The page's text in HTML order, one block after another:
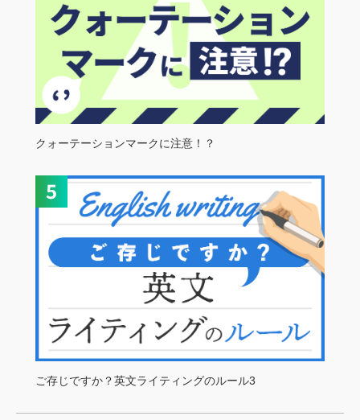
クォーテーションマークに注意！？
ご存じですか？英文ライティングのルール3